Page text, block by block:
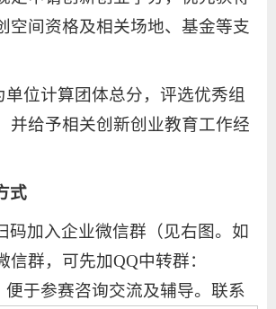
空间资格及相关场地、基金等支
单位计算团体总分，评选优秀组
并给予相关创新创业教育工作经
式
码加入企业微信群（见右图。如
信群，可先加QQ中转群：
于参赛咨询交流及辅导。 联系